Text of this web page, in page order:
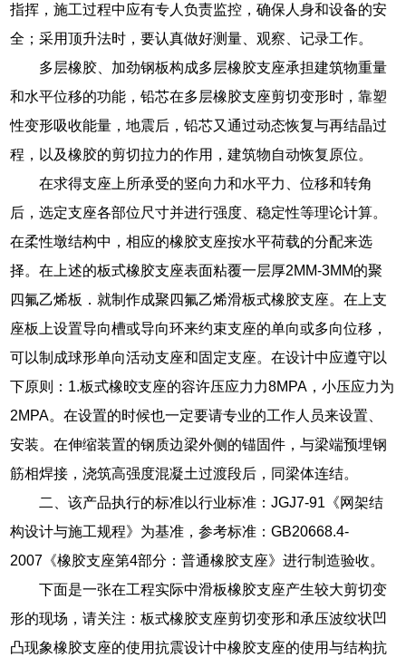
指挥，施工过程中应有专人负责监控，确保人身和设备的安
全；采用顶升法时，要认真做好测量、观察、记录工作。
多层橡胶、加劲钢板构成多层橡胶支座承担建筑物重量
和水平位移的功能，铅芯在多层橡胶支座剪切变形时，靠塑
性变形吸收能量，地震后，铅芯又通过动态恢复与再结晶过
程，以及橡胶的剪切拉力的作用，建筑物自动恢复原位。
在求得支座上所承受的竖向力和水平力、位移和转角
后，选定支座各部位尺寸并进行强度、稳定性等理论计算。
在柔性墩结构中，相应的橡胶支座按水平荷载的分配来选
择。在上述的板式橡胶支座表面粘覆一层厚2MM-3MM的聚
四氟乙烯板．就制作成聚四氟乙烯滑板式橡胶支座。在上支
座板上设置导向槽或导向环来约束支座的单向或多向位移，
可以制成球形单向活动支座和固定支座。在设计中应遵守以
下原则：1.板式橡晈支座的容许压应力力8MPA，小压应力为
2MPA。在设置的时候也一定要请专业的工作人员来设置、
安装。在伸缩装置的钢质边梁外侧的锚固件，与梁端预埋钢
筋相焊接，浇筑高强度混凝土过渡段后，同梁体连结。
二、该产品执行的标准以行业标准：JGJ7-91《网架结
构设计与施工规程》为基准，参考标准：GB20668.4-
2007《橡胶支座第4部分：普通橡胶支座》进行制造验收。
下面是一张在工程实际中滑板橡胶支座产生较大剪切变
形的现场，请关注：板式橡胶支座剪切变形和承压波纹状凹
凸现象橡胶支座的使用抗震设计中橡胶支座的使用与结构抗